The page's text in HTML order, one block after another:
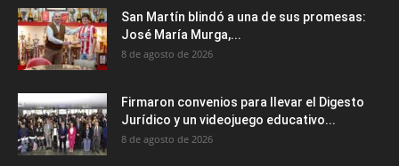
San Martín blindó a una de sus promesas:
José María Murga,...
8 de agosto de 2026
Firmaron convenios para llevar el Digesto
Jurídico y un videojuego educativo...
8 de agosto de 2026